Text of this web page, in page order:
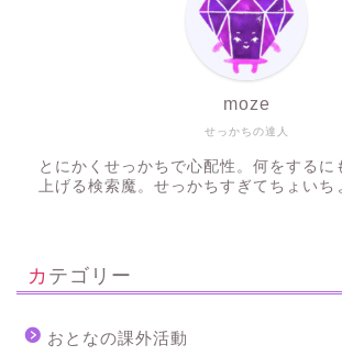
せっかちの達人
moze
とにかくせっかちで心配性。何をするに
上げる検索魔。せっかちすぎてちょいち
カテゴリー
おとなの課外活動